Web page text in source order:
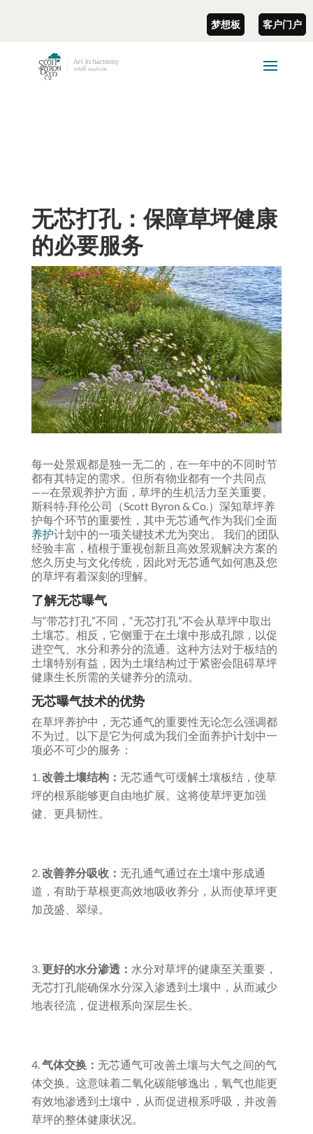
梦想板 客户门户
无芯打孔：保障草坪健康
的必要服务
每一处景观都是独一无二的，在一年中的不同时节
都有其特定的需求。但所有物业都有一个共同点
——在景观养护方面，草坪的生机活力至关重要。
斯科特·拜伦公司（Scott Byron & Co.）深知草坪养
护每个环节的重要性，其中无芯通气作为我们全面
养护计划中的一项关键技术尤为突出。 我们的团队
经验丰富，植根于重视创新且高效景观解决方案的
悠久历史与文化传统，因此对无芯通气如何惠及您
的草坪有着深刻的理解。
了解无芯曝气
与“带芯打孔”不同，“无芯打孔”不会从草坪中取出
土壤芯。相反，它侧重于在土壤中形成孔隙，以促
进空气、水分和养分的流通。这种方法对于板结的
土壤特别有益，因为土壤结构过于紧密会阻碍草坪
健康生长所需的关键养分的流动。
无芯曝气技术的优势
在草坪养护中，无芯通气的重要性无论怎么强调都
不为过。以下是它为何成为我们全面养护计划中一
项必不可少的服务：
改善土壤结构： 无芯通气可缓解土壤板结，使草
坪的根系能够更自由地扩展。这将使草坪更加强
健、更具韧性。
改善养分吸收： 无孔通气通过在土壤中形成通
道，有助于草根更高效地吸收养分，从而使草坪更
加茂盛、翠绿。
更好的水分渗透： 水分对草坪的健康至关重要，
无芯打孔能确保水分深入渗透到土壤中，从而减少
地表径流，促进根系向深层生长。
气体交换： 无芯通气可改善土壤与大气之间的气
体交换。这意味着二氧化碳能够逸出，氧气也能更
有效地渗透到土壤中，从而促进根系呼吸，并改善
草坪的整体健康状况。